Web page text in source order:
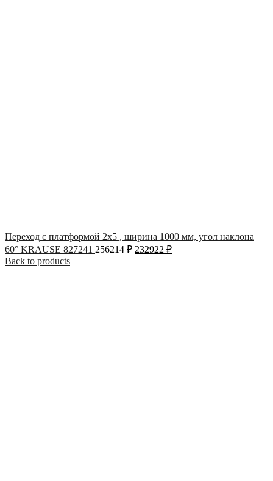
Переход с платформой 2х5 , ширина 1000 мм, угол наклона
60° KRAUSE 827241 256214₽ 232922 ₽
Back to products